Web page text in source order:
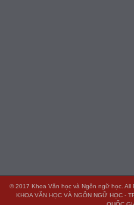
© 2017 Khoa Văn học và Ngôn ngữ học. All
KHOA VĂN HỌC VÀ NGÔN NGỮ HỌC -